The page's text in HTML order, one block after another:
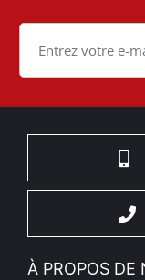
Cookie
À PROPOS DE